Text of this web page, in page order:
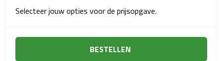
Lunchtassen
Heuptassen
Selecteer jouw opties voor de prijsopgave.
BESTELLEN